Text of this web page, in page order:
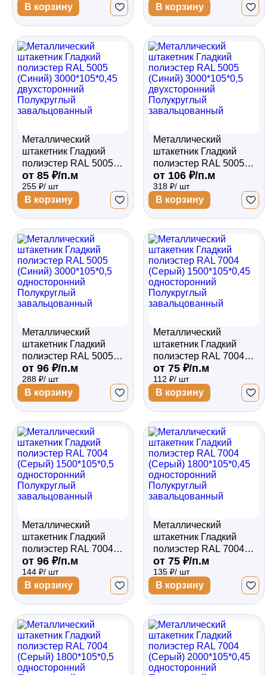
Полукруглый
завальцованный
В корзину
Полукруглый
завальцованный
В корзину
Металлический
штакетник Гладкий
полиэстер RAL 5005
(Синий) 3000*105*0,45
двухсторонний
Полукруглый
завальцованный
от 85 ₽/п.м
255 ₽/ шт
В корзину
Металлический
штакетник Гладкий
полиэстер RAL 5005
(Синий) 3000*105*0,5
двухсторонний
Полукруглый
завальцованный
от 106 ₽/п.м
318 ₽/ шт
В корзину
Металлический
штакетник Гладкий
полиэстер RAL 5005
(Синий) 3000*105*0,5
односторонний
Полукруглый
завальцованный
от 96 ₽/п.м
288 ₽/ шт
В корзину
Металлический
штакетник Гладкий
полиэстер RAL 7004
(Серый)
1500*105*0,45
односторонний
Полукруглый
от 75 ₽/п.м
112 ₽/ шт
В корзину
Металлический
штакетник Гладкий
полиэстер RAL 7004
(Серый) 1500*105*0,5
односторонний
Полукруглый
завальцованный
от 96 ₽/п.м
144 ₽/ шт
В корзину
Металлический
штакетник Гладкий
полиэстер RAL 7004
(Серый)
1800*105*0,45
односторонний
Полукруглый
от 75 ₽/п.м
135 ₽/ шт
В корзину